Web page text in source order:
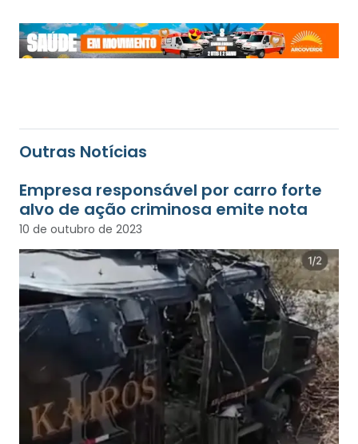
Outras Notícias
Empresa responsável por carro forte
alvo de ação criminosa emite nota
10 de outubro de 2023